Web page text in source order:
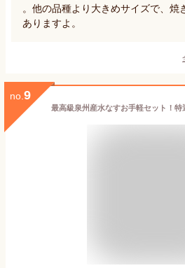
。他の品種より大きめサイズで、焼
ありますよ。
no. 9